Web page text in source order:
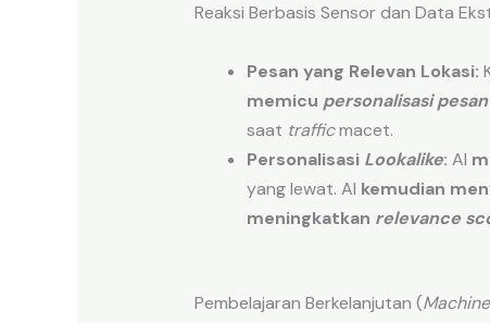
Reaksi Berbasis Sensor dan Data
Pesan yang Relevan Lokasi:
memicu personalisasi pesan
saat trafficmacet.
Personalisasi Lookalike: AI
yang lewat. AI kemudian
meningkatkan relevance
Pembelajaran Berkelanjutan (